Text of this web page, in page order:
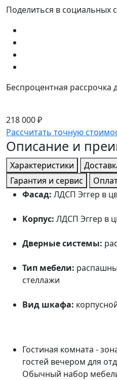
Поделиться в социальных
Беспроцентная рассрочка
218 000 ₽
Рассчитать точную
Описание и
Характеристики
Гарантия и сервис
Фасад: ЛДСП Эггер в
Корпус: ЛДСП Эггер в
Дверные системы:
Тип мебели:
стеллажи
Вид шкафа:
Гостиная комната -
гостей вечером для
Обычный набор